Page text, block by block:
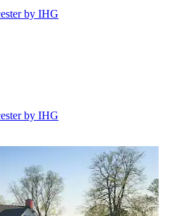
by IHG
by IHG